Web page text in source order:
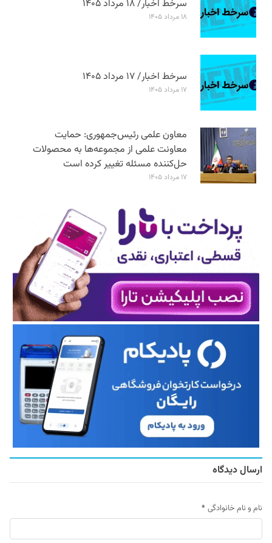
سرخط اخبار/ ۱۸ مرداد ۱۴۰۵
۱۸ مرداد ۱۴۰۵
سرخط اخبار/ ۱۷ مرداد ۱۴۰۵
۱۷ مرداد ۱۴۰۵
معاون علمی رئیس‌جمهوری: حمایت
معاونت علمی از مجموعه‌ها به محصولات
حل‌کننده مسئله تغییر کرده است
۱۷ مرداد ۱۴۰۵
ارسال دیدگاه
نام و نام خانوادگی *